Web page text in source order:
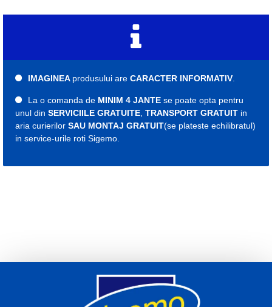
IMAGINEA produsului are CARACTER INFORMATIV
La o comanda de MINIM 4 JANTE se poate opta pentru
unul din SERVICIILE GRATUITE TRANSPORT GRATUIT in
aria curierilor SAU MONTAJ GRATUIT(se plateste echilibratul)
in service-urile roti Sigemo.